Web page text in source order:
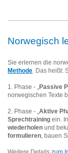
Norwegisch
Sie erlernen die
Methode Das heißt:
1. Phase - „ Passive
norwegischen Texte
2. Phase - „ Aktive
Sprechtraining ein.
wiederholen und
formulieren , bauen